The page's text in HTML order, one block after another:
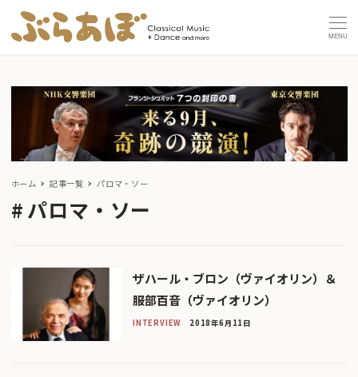
MENU
ホーム 記事一覧 パロマ・ソー
パロマ・ソー
ザハール・ブロン（ヴァイオリン）＆
服部百音（ヴァイオリン）
INTERVIEW 2018年6月11日